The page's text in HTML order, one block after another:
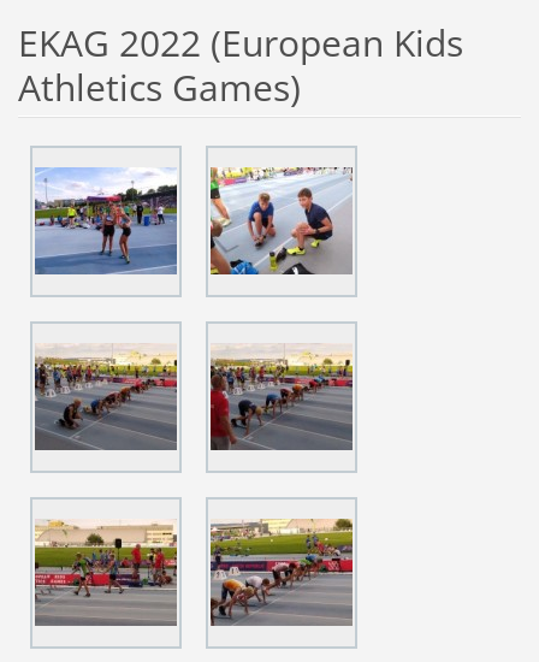
EKAG 2022 (European Kids
Athletics Games)